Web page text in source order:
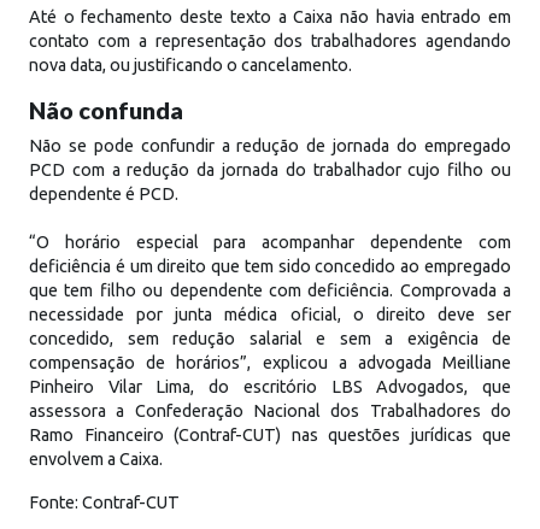
Até o fechamento deste texto a Caixa não havia entrado em
contato com a representação dos trabalhadores agendando
nova data, ou justificando o cancelamento.
Não confunda
Não se pode confundir a redução de jornada do empregado
PCD com a redução da jornada do trabalhador cujo filho ou
dependente é PCD.
“O horário especial para acompanhar dependente com
deficiência é um direito que tem sido concedido ao empregado
que tem filho ou dependente com deficiência. Comprovada a
necessidade por junta médica oficial, o direito deve ser
concedido, sem redução salarial e sem a exigência de
compensação de horários”, explicou a advogada Meilliane
Pinheiro Vilar Lima, do escritório LBS Advogados, que
assessora a Confederação Nacional dos Trabalhadores do
Ramo Financeiro (Contraf-CUT) nas questões jurídicas que
envolvem a Caixa.
Fonte: Contraf-CUT